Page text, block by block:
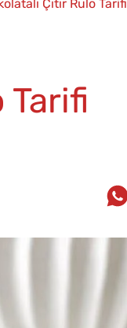
Çıtır Rulo Tarifi
Tarifi